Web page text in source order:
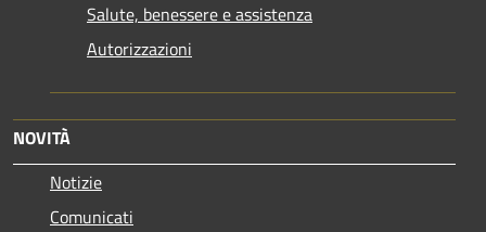
Salute, benessere e assistenza
Autorizzazioni
NOVITÀ
Notizie
Comunicati